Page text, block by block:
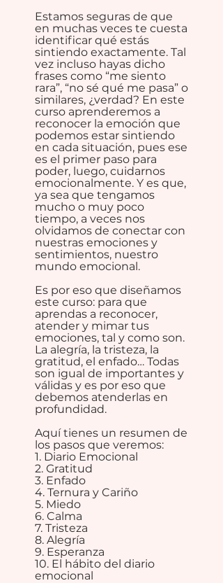
Estamos seguras de que
en muchas veces te cuesta
identificar qué estás
sintiendo exactamente. Tal
vez incluso hayas dicho
frases como “me siento
rara”, “no sé qué me pasa” o
similares, ¿verdad? En este
curso aprenderemos a
reconocer la emoción que
podemos estar sintiendo
en cada situación, pues ese
es el primer paso para
poder, luego, cuidarnos
emocionalmente. Y es que,
ya sea que tengamos
mucho o muy poco
tiempo, a veces nos
olvidamos de conectar con
nuestras emociones y
sentimientos, nuestro
mundo emocional.
Es por eso que diseñamos
este curso: para que
aprendas a reconocer,
atender y mimar tus
emociones, tal y como son.
La alegría, la tristeza, la
gratitud, el enfado… Todas
son igual de importantes y
válidas y es por eso que
debemos atenderlas en
profundidad.
Aquí tienes un resumen de
los pasos que veremos:
1. Diario Emocional
2. Gratitud
3. Enfado
4. Ternura y Cariño
5. Miedo
6. Calma
7. Tristeza
8. Alegría
9. Esperanza
10. El hábito del diario
emocional